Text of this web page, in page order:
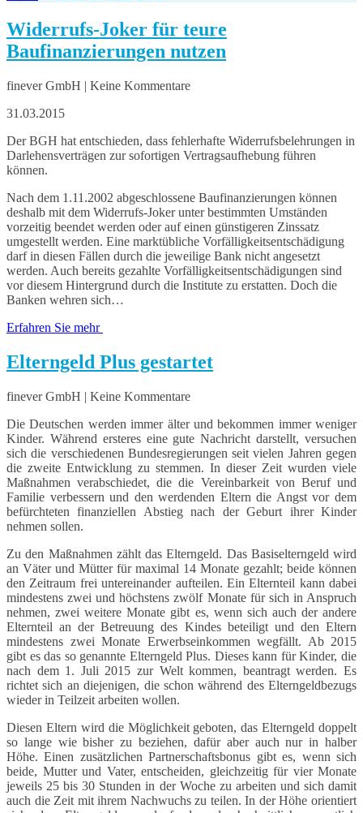
Widerrufs-Joker für teure
Baufinanzierungen nutzen
finever GmbH | Keine Kommentare
31.03.2015
Der BGH hat entschieden, dass fehlerhafte Widerrufsbelehrungen in
Darlehensverträgen zur sofortigen Vertragsaufhebung führen
können.
Nach dem 1.11.2002 abgeschlossene Baufinanzierungen können
deshalb mit dem Widerrufs-Joker unter bestimmten Umständen
vorzeitig beendet werden oder auf einen günstigeren Zinssatz
umgestellt werden. Eine marktübliche Vorfälligkeitsentschädigung
darf in diesen Fällen durch die jeweilige Bank nicht angesetzt
werden. Auch bereits gezahlte Vorfälligkeitsentschädigungen sind
vor diesem Hintergrund durch die Institute zu erstatten. Doch die
Banken wehren sich…
Erfahren Sie mehr
Elterngeld Plus gestartet
finever GmbH | Keine Kommentare
Die Deutschen werden immer älter und bekommen immer weniger
Kinder. Während ersteres eine gute Nachricht darstellt, versuchen
sich die verschiedenen Bundesregierungen seit vielen Jahren gegen
die zweite Entwicklung zu stemmen. In dieser Zeit wurden viele
Maßnahmen verabschiedet, die die Vereinbarkeit von Beruf und
Familie verbessern und den werdenden Eltern die Angst vor dem
befürchteten finanziellen Abstieg nach der Geburt ihrer Kinder
nehmen sollen.
Zu den Maßnahmen zählt das Elterngeld. Das Basiselterngeld wird
an Väter und Mütter für maximal 14 Monate gezahlt; beide können
den Zeitraum frei untereinander aufteilen. Ein Elternteil kann dabei
mindestens zwei und höchstens zwölf Monate für sich in Anspruch
nehmen, zwei weitere Monate gibt es, wenn sich auch der andere
Elternteil an der Betreuung des Kindes beteiligt und den Eltern
mindestens zwei Monate Erwerbseinkommen wegfällt. Ab 2015
gibt es das so genannte Elterngeld Plus. Dieses kann für Kinder, die
nach dem 1. Juli 2015 zur Welt kommen, beantragt werden. Es
richtet sich an diejenigen, die schon während des Elterngeldbezugs
wieder in Teilzeit arbeiten wollen.
Diesen Eltern wird die Möglichkeit geboten, das Elterngeld doppelt
so lange wie bisher zu beziehen, dafür aber auch nur in halber
Höhe. Einen zusätzlichen Partnerschaftsbonus gibt es, wenn sich
beide, Mutter und Vater, entscheiden, gleichzeitig für vier Monate
jeweils 25 bis 30 Stunden in der Woche zu arbeiten und sich damit
auch die Zeit mit ihrem Nachwuchs zu teilen. In der Höhe orientiert